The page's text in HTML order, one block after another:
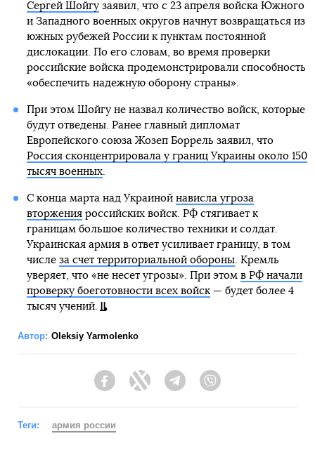
Сергей Шойгузаявил, что с 23 апреля войска Южного
и Западного военных округов начнут возвращаться из
южных рубежей России к пунктам постоянной
дислокации. По его словам, во время проверки
российские войска продемонстрировали способность
«обеспечить надежную оборону страны».
При этом Шойгу не назвал количество войск, которые
будут отведены. Ранее главный дипломат
Европейского союза Жозеп Боррель заявил, что
Россия сконцентрировала у границ Украины около 150
тысяч военных.
С конца марта над Украиной нависла угроза
вторженияроссийских войск. РФ стягивает к
границам большое количество техники и солдат.
Украинская армия в ответ усиливает границу, в том
числе за счет территориальной обороны. Кремль
уверяет, что «не несет угрозы». При этом в РФ начали
проверку боеготовности всех войск— будет более 4
тысяч учений.
Автор: Oleksiy Yarmolenko
FacebookTwitter Telegram
Теги: армия россии